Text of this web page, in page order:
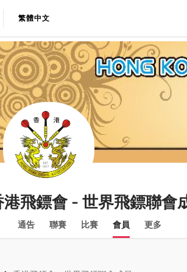
繁體中文
港飛鏢會 - 世界飛鏢聯會
通告 聯賽 比賽 會員 更多